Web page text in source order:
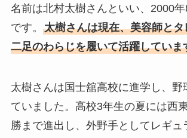
名前は北村太樹さんといい、2000
です。 太樹さんは現在、美容師と
二足のわらじを履いて活躍していま
太樹さんは国士舘高校に進学し、野
ていました。高校3年生の夏には西
勝まで進出し、外野手としてレギュ